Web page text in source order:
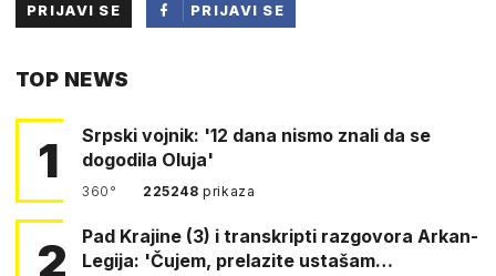
PRIJAVI SE
PRIJAVI SE
TOP NEWS
1
Srpski vojnik: '12 dana nismo znali da se
dogodila Oluja'
360° 225248prikaza
2
Pad Krajine (3) i transkripti razgovora Arkan-
Legija: 'Čujem, prelazite ustašam…